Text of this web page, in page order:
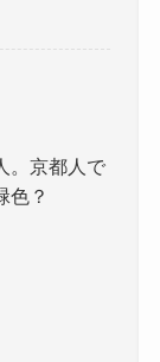
。京都人で
色？